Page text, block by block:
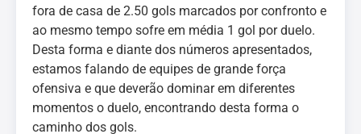
fora de casa de 2.50 gols marcados por confronto e
ao mesmo tempo sofre em média 1 gol por duelo.
Desta forma e diante dos números apresentados,
estamos falando de equipes de grande força
ofensiva e que deverão dominar em diferentes
momentos o duelo, encontrando desta forma o
caminho dos gols.